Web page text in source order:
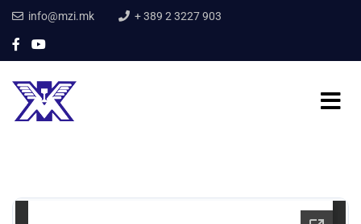
info@mzi.mk + 389 2 3227 903